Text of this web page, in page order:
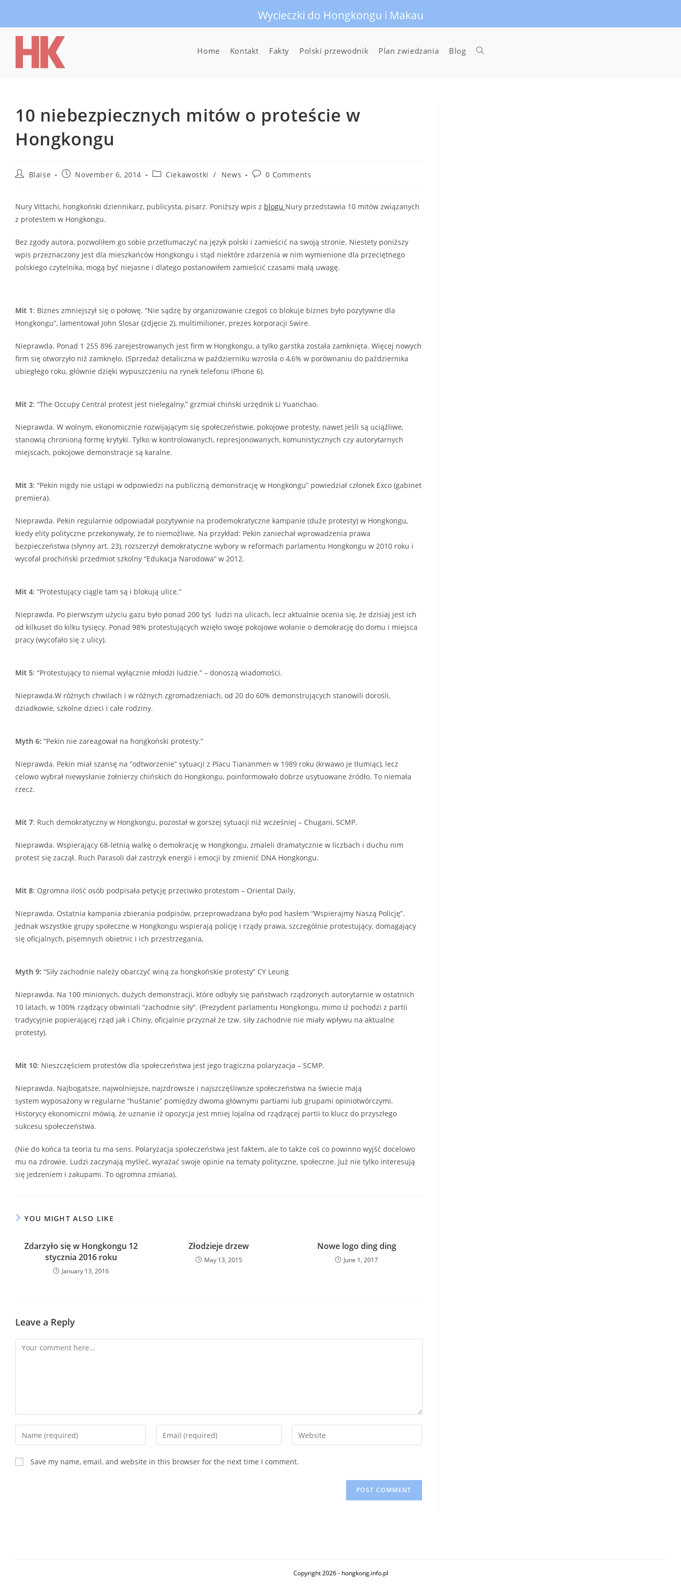
Wycieczki do Hongkongu i Makau
Home Kontakt Fakty Polski przewodnik Plan zwiedzania Blog Toggle
10 niebezpiecznych mitów o proteście w
Hongkongu
PostBlaise
PostNovember 6, 2014
PostCiekawostki / News
Post0 Comments
Nury Vittachi, hongkoński dziennikarz, publicysta, pisarz. Poniższy wpis z blogu Nury przedstawia 10 mitów związanych
z protestem w Hongkongu.
Bez zgody autora, pozwoliłem go sobie przetłumaczyć na język polski i zamieścić na swoją stronie. Niestety poniższy
wpis przeznaczony jest dla mieszkańców Hongkongu i stąd niektóre zdarzenia w nim wymienione dla przeciętnego
polskiego czytelnika, mogą być niejasne i dlatego postanowiłem zamieścić czasami małą uwagę.
Mit 1: Biznes zmniejszył się o połowę. “Nie sądzę by organizowanie czegoś co blokuje biznes było pozytywne dla
Hongkongu”, lamentował John Slosar (zdjęcie 2), multimilioner, prezes korporacji Swire.
Nieprawda. Ponad 1 255 896 zarejestrowanych jest firm w Hongkongu, a tylko garstka została zamknięta. Więcej nowych
firm się otworzyło niż zamknęło. (Sprzedaż detaliczna w październiku wzrosła o 4,6% w porównaniu do października
ubiegłego roku, głównie dzięki wypuszczeniu na rynek telefonu iPhone 6).
Mit 2: “The Occupy Central protest jest nielegalny,” grzmiał chiński urzędnik Li Yuanchao.
Nieprawda. W wolnym, ekonomicznie rozwijającym się społeczeństwie, pokojowe protesty, nawet jeśli są uciążliwe,
stanowią chronioną formę krytyki. Tylko w kontrolowanych, represjonowanych, komunistycznych czy autorytarnych
miejscach, pokojowe demonstracje są karalne.
Mit 3: “Pekin nigdy nie ustąpi w odpowiedzi na publiczną demonstrację w Hongkongu” powiedział członek Exco (gabinet
premiera).
Nieprawda. Pekin regularnie odpowiadał pozytywnie na prodemokratyczne kampanie (duże protesty) w Hongkongu,
kiedy elity polityczne przekonywały, że to niemożliwe. Na przykład: Pekin zaniechał wprowadzenia prawa
bezpieczeństwa (słynny art. 23), rozszerzył demokratyczne wybory w reformach parlamentu Hongkongu w 2010 roku i
wycofał prochiński przedmiot szkolny “Edukacja Narodowa” w 2012.
Mit 4: “Protestujący ciągle tam są i blokują ulice.”
Nieprawda. Po pierwszym użyciu gazu było ponad 200 tyś ludzi na ulicach, lecz aktualnie ocenia się, że dzisiaj jest ich
od kilkuset do kilku tysięcy. Ponad 98% protestujących wzięło swoje pokojowe wołanie o demokrację do domu i miejsca
pracy (wycofało się z ulicy).
Mit 5: “Protestujący to niemal wyłącznie młodzi ludzie.” – donoszą wiadomości.
Nieprawda.W różnych chwilach i w różnych zgromadzeniach, od 20 do 60% demonstrujących stanowili dorośli,
dziadkowie, szkolne dzieci i całe rodziny.
Myth 6: “Pekin nie zareagował na hongkoński protesty.”
Nieprawda. Pekin miał szansę na “odtworzenie” sytuacji z Placu Tiananmen w 1989 roku (krwawo je tłumiąc), lecz
celowo wybrał niewysłanie żołnierzy chińskich do Hongkongu, poinformowało dobrze usytuowane źródło. To niemała
rzecz.
Mit 7: Ruch demokratyczny w Hongkongu, pozostał w gorszej sytuacji niż wcześniej – Chugani, SCMP.
Nieprawda. Wspierający 68-letnią walkę o demokrację w Hongkongu, zmaleli dramatycznie w liczbach i duchu nim
protest się zaczął. Ruch Parasoli dał zastrzyk energii i emocji by zmienić DNA Hongkongu.
Mit 8: Ogromna ilość osób podpisała petycję przeciwko protestom – Oriental Daily.
Nieprawda. Ostatnia kampania zbierania podpisów, przeprowadzana było pod hasłem “Wspierajmy Naszą Policję”.
Jednak wszystkie grupy społeczne w Hongkongu wspierają policję i rządy prawa, szczególnie protestujący, domagający
się oficjalnych, pisemnych obietnic i ich przestrzegania,
Myth 9: “Siły zachodnie należy obarczyć winą za hongkońskie protesty” CY Leung
Nieprawda. Na 100 minionych, dużych demonstracji, które odbyły się państwach rządzonych autorytarnie w ostatnich
10 latach, w 100% rządzący obwiniali “zachodnie siły”. (Prezydent parlamentu Hongkongu, mimo iż pochodzi z partii
tradycyjnie popierającej rząd jak i Chiny, oficjalnie przyznał że tzw. siły zachodnie nie miały wpływu na aktualne
protesty).
Mit 10: Nieszczęściem protestów dla społeczeństwa jest jego tragiczna polaryzacja – SCMP.
Nieprawda. Najbogatsze, najwolniejsze, najzdrowsze i najszczęśliwsze społeczeństwa na świecie mają
system wyposażony w regularne “huśtanie” pomiędzy dwoma głównymi partiami lub grupami opiniotwórczymi.
Historycy ekonomiczni mówią, że uznanie iż opozycja jest mniej lojalna od rządzącej partii to klucz do przyszłego
sukcesu społeczeństwa.
(Nie do końca ta teoria tu ma sens. Polaryzacja społeczeństwa jest faktem, ale to także coś co powinno wyjść docelowo
mu na zdrowie. Ludzi zaczynają myśleć, wyrażać swoje opinie na tematy polityczne, społeczne. Już nie tylko interesują
się jedzeniem i zakupami. To ogromna zmiana).
YOU MIGHT ALSO LIKE
Zdarzyło się w Hongkongu 12
stycznia 2016 roku
January 13, 2016
Złodzieje drzew
May 13, 2015
Nowe logo ding ding
June 1, 2017
Leave a Reply
Comment
Enter
your
name
or
Enter
your
Enter
your
Save my name, email, and website in this browser for the next time I comment.
Copyright 2026 - hongkong.info.pl